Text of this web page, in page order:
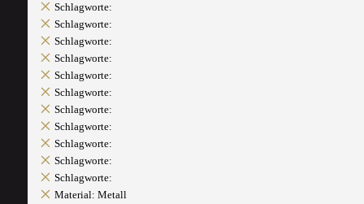
Schlagworte:
Schlagworte:
Schlagworte:
Schlagworte:
Schlagworte:
Schlagworte:
Schlagworte:
Schlagworte:
Schlagworte:
Schlagworte:
Schlagworte:
Material: Metall